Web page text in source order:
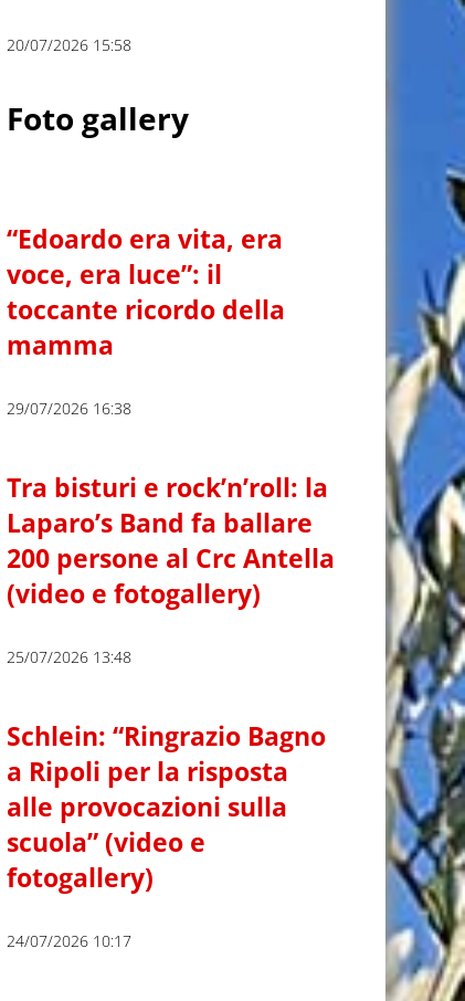
20/07/2026 15:58
Foto gallery
“Edoardo era vita, era
voce, era luce”: il
toccante ricordo della
mamma
29/07/2026 16:38
Tra bisturi e rock’n’roll: la
Laparo’s Band fa ballare
200 persone al Crc Antella
(video e fotogallery)
25/07/2026 13:48
Schlein: “Ringrazio Bagno
a Ripoli per la risposta
alle provocazioni sulla
scuola” (video e
fotogallery)
24/07/2026 10:17